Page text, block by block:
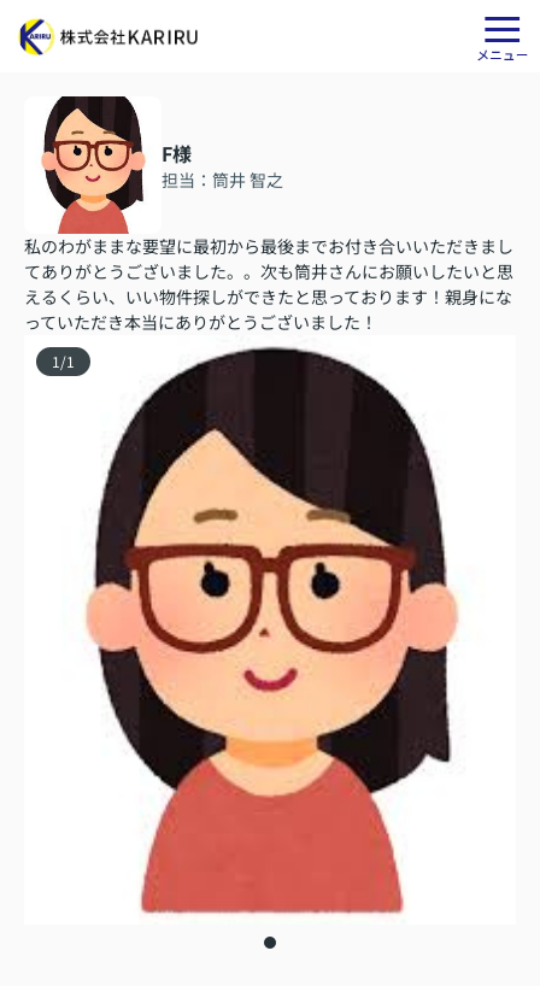
F様
担当：筒井 智之
私のわがままな要望に最初から最後までお付き合いいただきまし
てありがとうございました。。次も筒井さんにお願いしたいと思
えるくらい、いい物件探しができたと思っております！親身にな
っていただき本当にありがとうございました！
1 /1